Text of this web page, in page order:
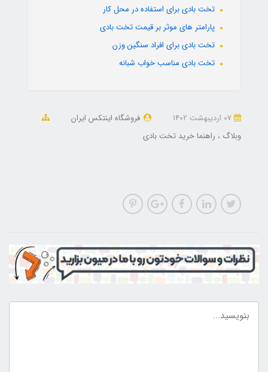
تخت بادی برای استفاده در محل کار
پارامتر های موثر بر قیمت تخت بادی
تخت بادی برای افراد سنگین وزن
تخت بادی مناسب خواب شبانه
فروشگاه اینتکس ایران
وبلاگ
راهنما خرید تخت بادی